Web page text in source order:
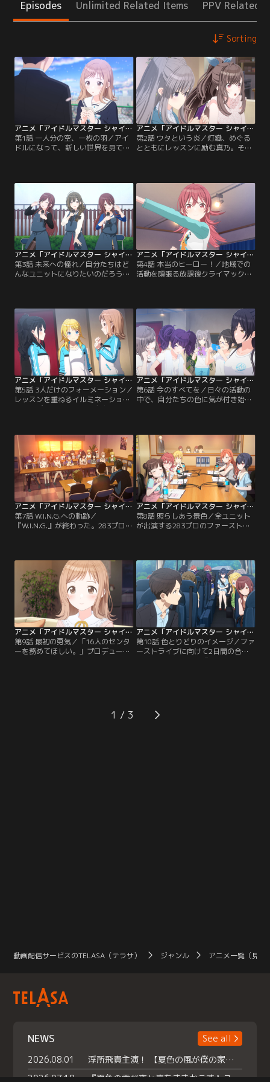
Episodes Unlimited Related Items PPV Related
Sorting
アニメ「アイドルマスター シャイニーカラーズ」 第01話
第1話 一人分の空、一枚の羽／アイ
ドルになって、新しい世界を見てみ
る。283プロに入った真乃が出会っ
たのは、同じくアイドルを目指す、
風野灯織、八宮めぐるという2人の
仲間だった。【提供：バンダイチャ
ンネル】
アニメ「アイドルマスター シャイニーカラーズ」 第02話
第2話 ウタという炎／灯織、めぐる
とともにレッスンに励む真乃。その
アイデアを膨らませていく。そして
いよいよ撮影が始まった。ストーリ
ー仕立ての内容に挑戦するアンティ
ーカ。しかし撮影中に雨雲が……。
【提供：バンダイチャンネル】
アニメ「アイドルマスター シャイニーカラーズ」 第03話
第3話 未来への憧れ／自分たちはど
んなユニットになりたいのだろう
なか見つからない。そんなある日、
3人が出演したイベントである姉弟
がケンカをしてしまう。姉弟にもイ
ベントを楽しんでほしい3人が考え
たことは……。【提供：バンダイチ
ャンネル】
アニメ「アイドルマスター シャイニーカラーズ」 第04話
第4話 本当のヒーロー！／地域での
活動を頑張る放課後クライマックス
イブを組み合わせたコラボレーショ
ンイベント。テンションが上がる果
穂を中心に、メンバーはヒーローシ
ョーの特訓に励む。そしてついにラ
イブ当日がやってきた。ところが思
わぬトラブルの連絡が……！【提
供：バンダイチャンネル】
アニメ「アイドルマスター シャイニーカラーズ」 第05話
第5話 3人だけのフォーメーション／
レッスンを重ねるイルミネーション
スターズの3人。ついにデビューラ
なかなか気持ちが一つにならない。
それを見守るプロデューサー
は……。そしてついにデビュー曲が
彼女たちの元に届く。【提供：バン
ダイチャンネル】
アニメ「アイドルマスター シャイニーカラーズ」 第06話
第6話 今のすべてを／日々の活動の
中で、自分たちの色に気が付き始め
それを機に、プロデューサーはアイ
ドルたちに、新たな試みを持ち掛け
る。それはW.I.N.G.に向けた日々
を、自分たちの手で記録することだ
った。【提供：バンダイチャンネ
ル】
アニメ「アイドルマスター シャイニーカラーズ」 第07話
第7話 W.I.N.G.への軌跡／
『W.I.N.G.』が終わった。283プロの
ンティーカ、放課後クライマックス
ガールズ、アルストロメリア。それ
ぞれの胸に「できたこと」「できな
かったこと」、そして「これからす
べきこと」が刻まれていく。【提
供：バンダイチャンネル】
アニメ「アイドルマスター シャイニーカラーズ」 第08話
第8話 照らしあう景色／全ユニット
が出演する283プロのファーストラ
り組みが始まった。ダンスレッスン
やラジオ収録を合同で行った放課後
クライマックスガールズとアルスト
ロメリアは、お互いのやり方を間近
で見ることで…。【提供：バンダイ
チャンネル】
アニメ「アイドルマスター シャイニーカラーズ」 第09話
第9話 最初の勇気／「16人のセンタ
ーを務めてほしい。」プロデューサ
ネーションスターズ。新曲『ツバサ
グラビティ』の歌詞を噛みしめる真
アニメ「アイドルマスター シャイニーカラーズ」 第10話
第10話 色とりどりのイメージ／ファ
ーストライブに向けて2日間の合宿
みんな楽しそうじゃないという指摘
に、頷くメンバー。みんなと一緒に
1
動画配信サービスのTELASA（テラサ） ジャンル アニメ一覧（見放
NEWS
See all
2026.08.01
浮所飛貴主演！ 【夏色の風が僕の家にやってきた】 本日よりテラサで独占配信スタート！
2026.07.18
『夏色の雲が恋と嵐をまきおこす』スペシャルメイキング 【Part1】2026年７月18日（土）23時30分～配信スタート！話題のシーンの裏側を大公開！豪華キャスト大集合！ 『武宮家 真夏の家族会議』開催！